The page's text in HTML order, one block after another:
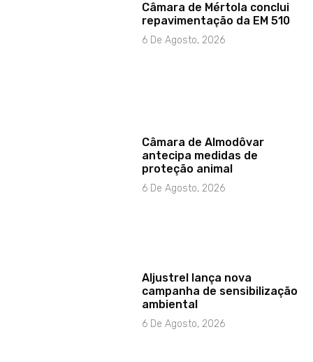
Câmara de Mértola conclui
repavimentação da EM 510
6 De Agosto, 2026
Câmara de Almodôvar
antecipa medidas de
proteção animal
6 De Agosto, 2026
Aljustrel lança nova
campanha de sensibilização
ambiental
6 De Agosto, 2026